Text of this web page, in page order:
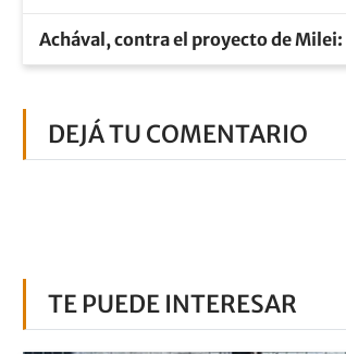
Achával, contra el proyecto de
DEJÁ TU COMENTARIO
TE PUEDE INTERESAR